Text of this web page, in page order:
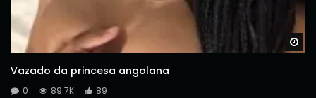
Vazado da princesa angolana
0 89.7K 89